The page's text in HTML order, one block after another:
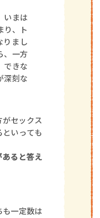
いまは
り、ト
りまし
、一方
できな
深刻な
セックス
いっても
ると答え
一定数は